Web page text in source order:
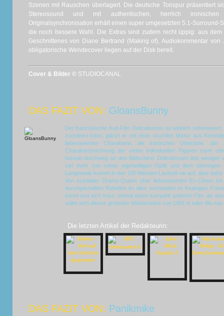
Szenen mit Rauschen überlagert. Die deutsche Tonspur präsentiert
Stereosound und mit authentischen, herrlich
Originalsynchronisation erhält einen super umgesetzten 5.1-Surround-
die noch bessere Wahl. Die Extras sind zudem recht üppig: aus
Geschnittenes von Diane Bertrand (Making of), Audiokommentar
obligatorische Wendecover liegen auf der Disk bereit.
Cover & Bilder © STUDIOCANAL
DAS FAZIT VON: GloansBunny
Der französische Kult-Film Delicatessen ist wirklich
zuordnen kann, glänzt er mit einer skurrilen Mixtur aus
liebenswerten Charaktere, die ironischen Untertöne,
Charakterzeichnung der vielen individuellen Figuren samt
fesseln durchweg an den Bildschirm.Delicatessen lebt weniger
viel mehr von seiner eigenwilligen Optik und dem stimmigen
Langeweile kommt in den 100 Minuten Laufzeit nie auf, aber
Von suizidaler Drama-Queen über liebenswerten Ex-Clown
durchgeknallten Rebellen ist alles vorhanden im freakigen
kennt und sich traut, einmal einen komplett anderen Film als
sollte sich dieses groteske Meisterwerk von 1991 in toller Blu-
Die letzten Artikel der Redakteurin:
DAS FAZIT VON: Panikmike